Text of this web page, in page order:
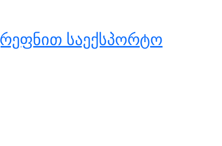
საექსპორტო